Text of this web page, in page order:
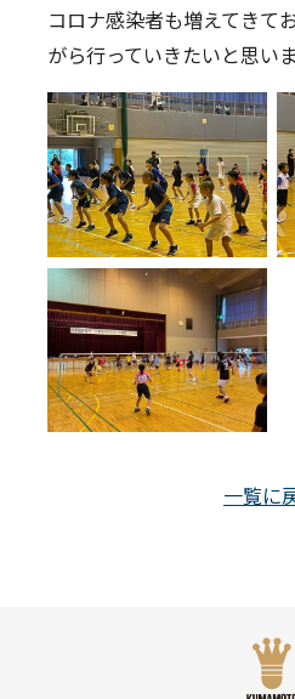
コロナ感染者も増えてきて
がら行っていきたいと思いま
一覧に